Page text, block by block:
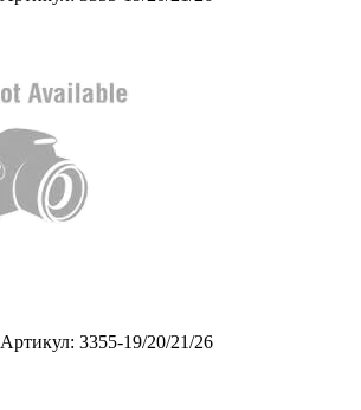
Артикул: 3355-19/20/21/26